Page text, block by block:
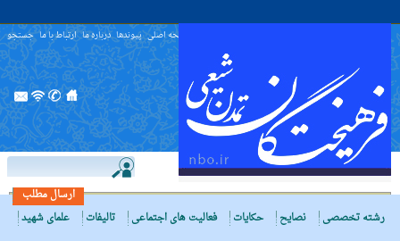
صفحه اصلی پیوندها درباره ما ارتباط با ما جستجو
ارسال مطلب
رشته تخصصی
نصایح حکایات فعالیت های اجتماعی تالیفات
علمای شهید